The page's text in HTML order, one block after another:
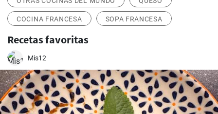
COCINA FRANCESA SOPA FRANCESA
Recetas favoritas
Mis12